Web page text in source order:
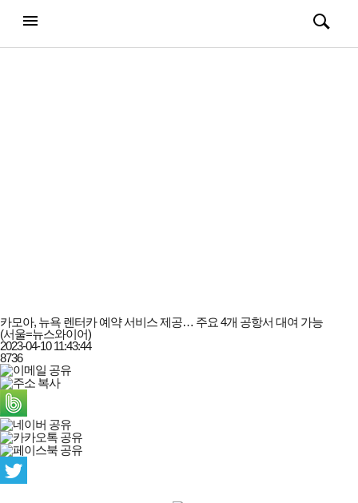
전체메뉴
열기/
검색
열기/
카모아, 뉴욕 렌터카 예약 서비스 제공… 주요 4개 공항서 대여 가능
(서울=뉴스와이어)
2023-04-10 11:43:44
8736